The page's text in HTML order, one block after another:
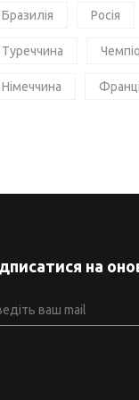
Бразилія Росія
Туреччина
Німеччина
на